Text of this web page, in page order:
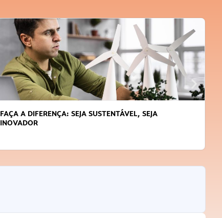
FAÇA A DIFERENÇA: SEJA SUSTENTÁVEL, SEJA
INOVADOR